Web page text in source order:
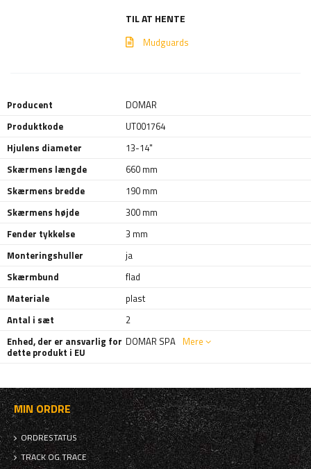
TIL AT HENTE
Mudguards
Producent
DOMAR
Produktkode
UT001764
Hjulens diameter
13-14"
Skærmens længde
660 mm
Skærmens bredde
190 mm
Skærmens højde
300 mm
Fender tykkelse
3 mm
Monteringshuller
ja
Skærmbund
flad
Materiale
plast
Antal i sæt
2
Enhed, der er ansvarlig for
dette produkt i EU
DOMAR SPA Mere
MIN ORDRE
ORDRESTATUS
TRACK OG TRACE